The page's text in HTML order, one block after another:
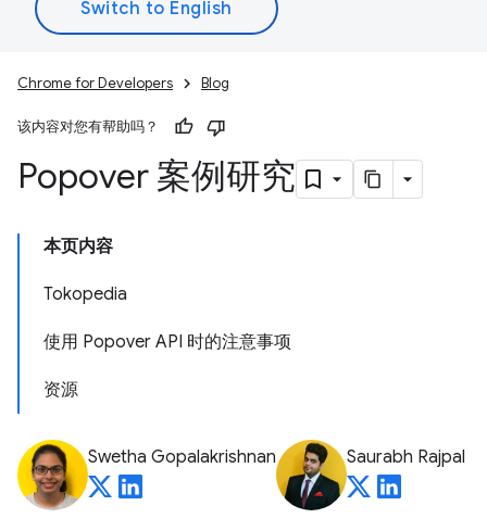
Chrome for Developers Blog
该内容对您有帮助吗？
Popover 案例研究
本页内容
Tokopedia
使用 Popover API 时的注意事项
资源
Swetha Gopalakrishnan Saurabh Rajpal